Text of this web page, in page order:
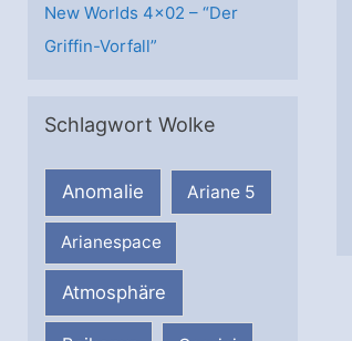
New Worlds 4×02 – “Der
Griffin-Vorfall”
Schlagwort Wolke
Anomalie Ariane 5
Arianespace
Atmosphäre